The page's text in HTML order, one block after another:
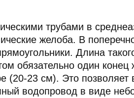
трубами в
желоба. В
Длина
обязательно один
(20-23 см). Это позволяет
водопровод в виде